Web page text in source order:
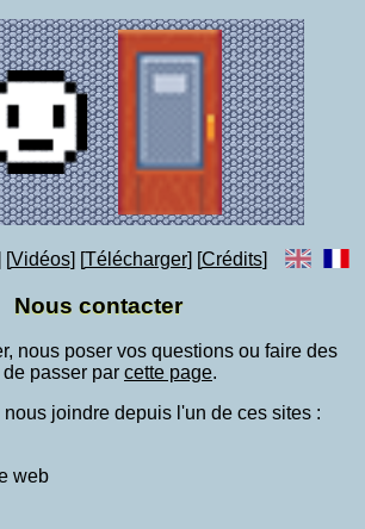
Vidéos Télécharger Crédits
Nous contacter
nous poser vos questions ou faire des
passer par cette page.
joindre depuis l'un de ces sites :
web